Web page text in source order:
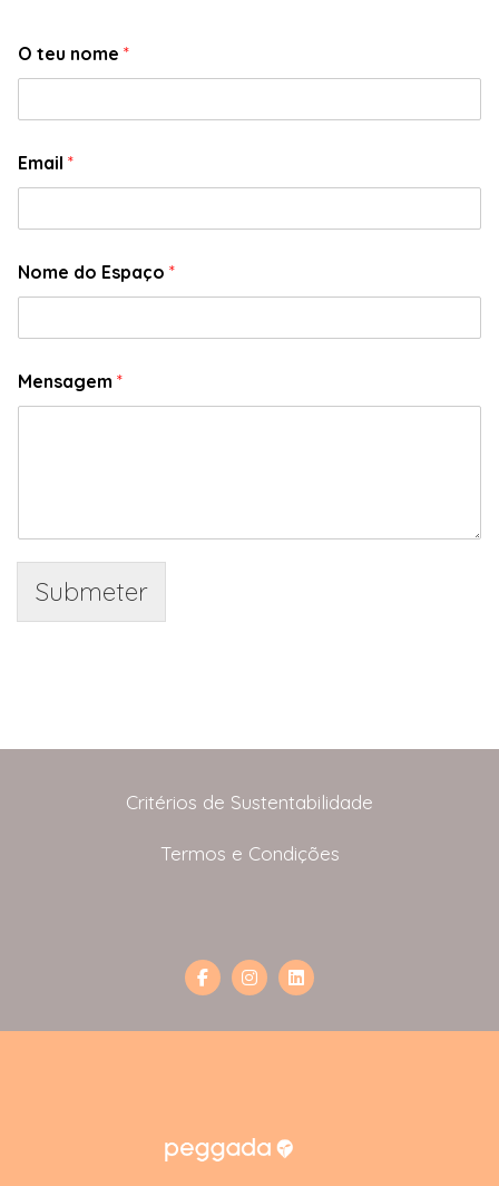
O teu nome *
Email *
Nome do Espaço *
Mensagem *
Submeter
Critérios de Sustentabilidade
Termos e Condições